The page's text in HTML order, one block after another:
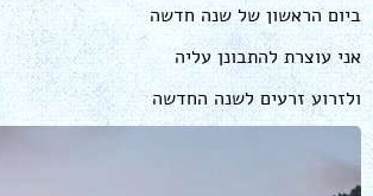
ביום הראשון של שנה חדשה
אני עוצרת להתבונן עליה
ולזרוע זרעים לשנה החדשה